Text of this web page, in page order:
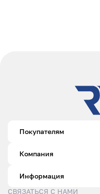
Покупателям
Компания
Информация
СВЯЗАТЬСЯ С НАМИ